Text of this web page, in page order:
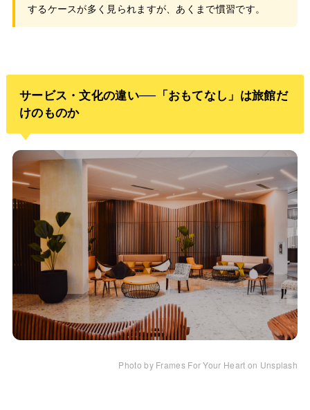
するケースが多く見られますが、あくまで慣習です。
サービス・文化の違い──「おもてなし」は旅館だ
けのものか
Photo by Frames For Your Heart on Unsplash